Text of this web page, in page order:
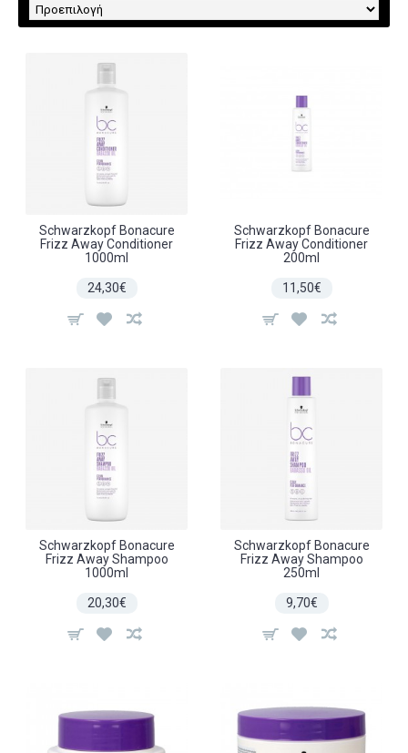
Schwarzkopf Bonacure
Frizz Away Conditioner
1000ml
24,30€
Schwarzkopf Bonacure
Frizz Away Conditioner
200ml
11,50€
Schwarzkopf Bonacure
Frizz Away Shampoo
1000ml
20,30€
Schwarzkopf Bonacure
Frizz Away Shampoo
250ml
9,70€